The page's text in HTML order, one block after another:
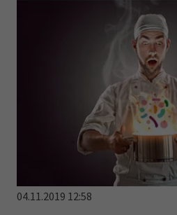
04.11.2019 12:58